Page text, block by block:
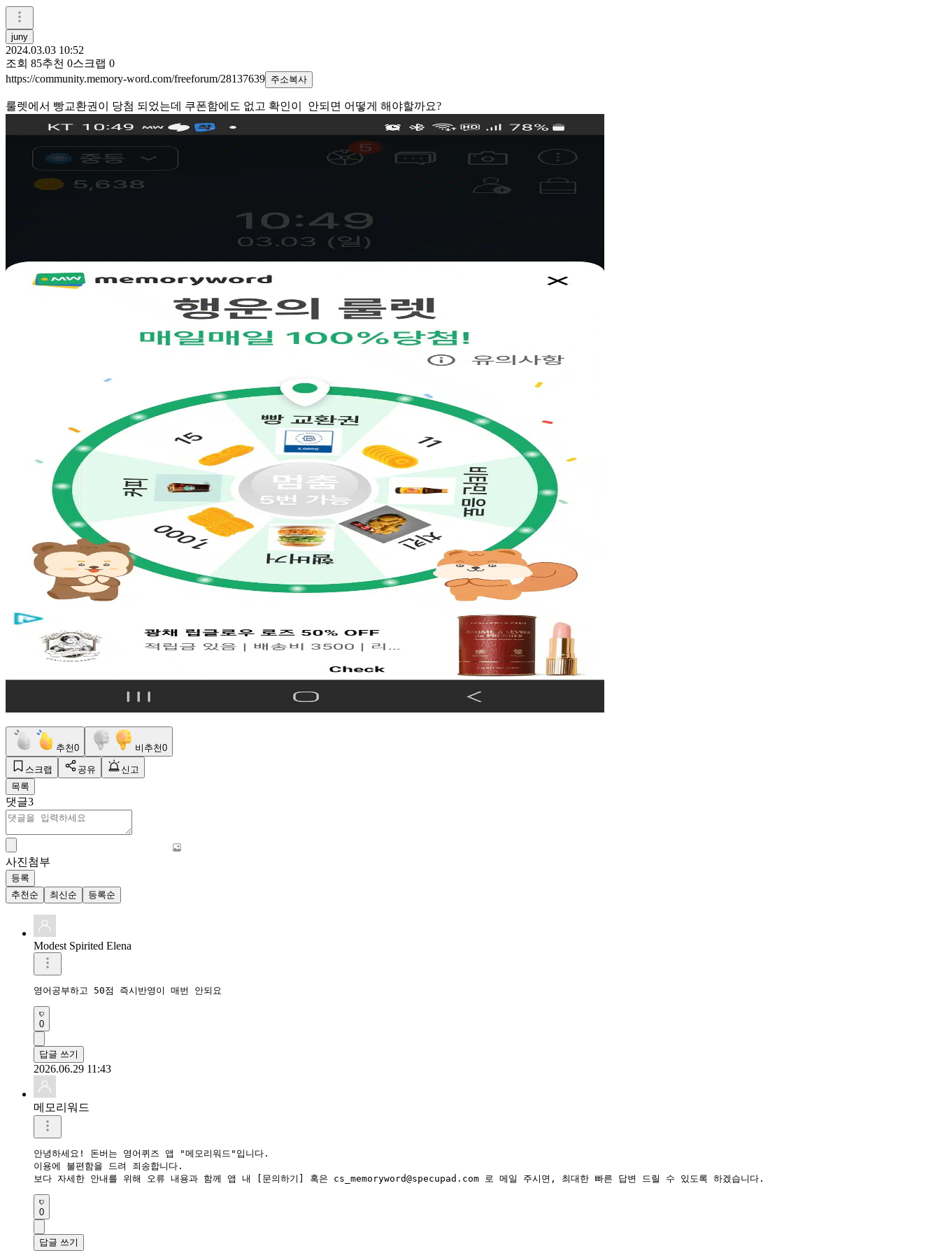
juny
2024.03.03 10:52
조회 85추천 0스크랩 0
https://community.memory-word.com/freeforum/28137639 주소복사
룰렛에서 빵교환권이 당첨 되었는데 쿠폰함에도 없고 확인이 안되면 어떻게 해야할까요?
추천0 비추천0
스크랩 공유
신고
목록
댓글3
사진첨부
등록
추천순
최신순 등록순
Modest Spirited Elena
영어공부하고 50점 즉시반영이 매번 안되요
0
답글 쓰기
2026.06.29 11:43
메모리워드
안녕하세요! 돈버는 영어퀴즈 앱 "메모리워드"입니다.
이용에 불편함을 드려 죄송합니다.
0
답글 쓰기